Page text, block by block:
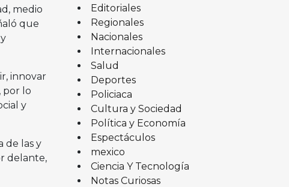
medio
que
innovar
por lo
y
de las y
delante,
Editoriales
Regionales
Nacionales
Internacionales
Salud
Deportes
Policiaca
Cultura y Sociedad
Política y Economía
Espectáculos
mexico
Ciencia Y Tecnología
Notas Curiosas